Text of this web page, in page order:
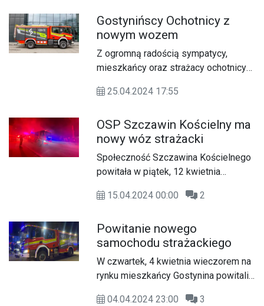
Miałkówka mieli okazję zapoznać się
z nowszym modelem średniego wozu
strażackiego marki Star, który jest już
ich własnością.
Gostynińscy Ochotnicy z
nowym wozem
Z ogromną radością sympatycy,
mieszkańcy oraz strażacy ochotnicy
samochód ratowniczo-gaśniczy
Pożarnej KSRG w Gostyninie.
25.04.2024 17:55
OSP Szczawin Kościelny ma
nowy wóz strażacki
Społeczność Szczawina Kościelnego
powitała w piątek, 12 kwietnia
fabrycznie nowy, ciężki samochód
15.04.2024 00:00 2
Powitanie nowego
samochodu strażackiego
W czwartek, 4 kwietnia wieczorem na
rynku mieszkańcy Gostynina powitali
04.04.2024 23:00
3